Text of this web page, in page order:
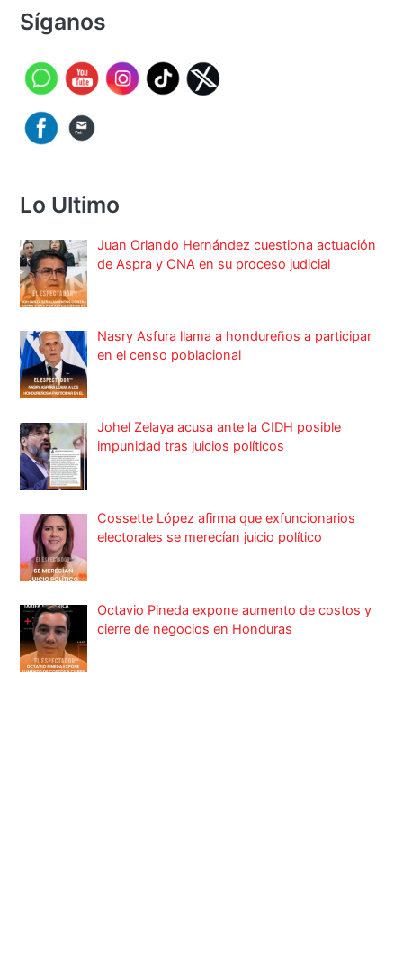
Síganos
Lo Ultimo
Juan Orlando Hernández cuestiona actuación
de Aspra y CNA en su proceso judicial
Nasry Asfura llama a hondureños a participar
en el censo poblacional
Johel Zelaya acusa ante la CIDH posible
impunidad tras juicios políticos
Cossette López afirma que exfuncionarios
electorales se merecían juicio político
Octavio Pineda expone aumento de costos y
cierre de negocios en Honduras